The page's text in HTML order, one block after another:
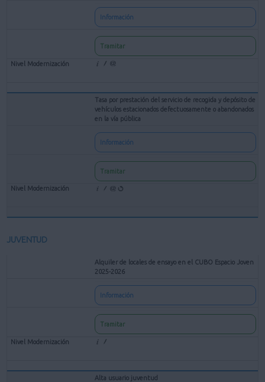
Información
Tramitar
Tasa por prestación del servicio de recogida y depósito de
vehículos estacionados defectuosamente o abandonados
en la vía pública
Información
Tramitar
JUVENTUD
Alquiler de locales de ensayo en el CUBO Espacio Joven
2025-2026
Información
Tramitar
Alta usuario juventud